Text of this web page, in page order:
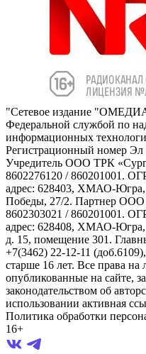
"Сетевое издание
Федеральной службой по
информационных
Регистрационный номер
Учредитель ООО ТРК
8602276120 / 860201001.
адрес: 628403, ХМАО-Югра,
Победы, 27/2. Партнер
8602303021 / 860201001.
адрес: 628408, ХМАО-Югра,
д. 15, помещение 301.
+7(3462) 22-12-11
старше 16 лет. Все права
опубликованные на сайте,
законодательством об
использовании активная
Политика обработки
16+